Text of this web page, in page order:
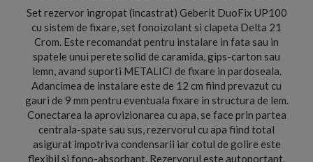
Set rezervor ingropat (incastrat) Geberit DuoFix UP100
cu sistem de fixare, set fonoizolant si clapeta Delta 21
Crom. Este recomandat pentru instalare in fata sau in
spatele unui perete solid de caramida, gips-carton sau
lemn, avand suporti METALICI de fixare in pardoseala.
Adancimea de instalare este de 12 cm fiind prevazut cu
gauri de 9 mm pentru eventuala fixare in structura de lem.
Conectarea la aprovizionarea cu apa, se face prin partea
centrala-spate sau sus, rezervorul cu apa fiind total
asigurat impotriva condensarii iar cotul de golire este
flexibil si fono-absorbant. Rezervorul este autoportant,